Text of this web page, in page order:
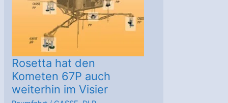
Rosetta hat den
Kometen 67P auch
weiterhin im Visier